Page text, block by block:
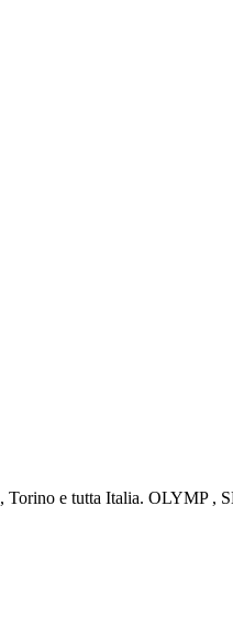
Torino e tutta Italia.